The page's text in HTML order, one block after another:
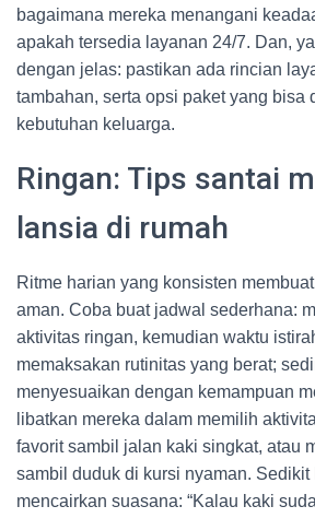
bagaimana mereka menangani
apakah tersedia layanan 24/7. Dan,
dengan jelas: pastikan ada rincian
tambahan, serta opsi paket yang bisa
kebutuhan keluarga.
Ringan: Tips santai
lansia di rumah
Ritme harian yang konsisten
aman. Coba buat jadwal sederhana:
aktivitas ringan, kemudian waktu
memaksakan rutinitas yang berat;
menyesuaikan dengan kemampuan
libatkan mereka dalam memilih
favorit sambil jalan kaki singkat, atau
sambil duduk di kursi nyaman. Sedikit
mencairkan suasana: “Kalau kaki